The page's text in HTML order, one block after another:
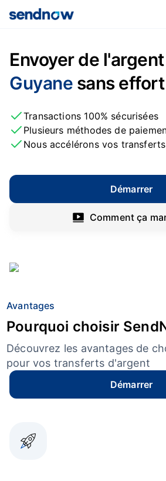
Envoyer de
Guyane sans effort
Transactions 100% sécurisées
Plusieurs méthodes de
Nous accélérons vos transferts
Démarrer
Comment ça
Avantages
Pourquoi choisir
Découvrez les avantages de
pour vos transferts d'argent
Démarrer